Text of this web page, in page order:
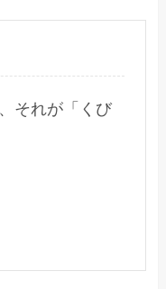
それが「くび